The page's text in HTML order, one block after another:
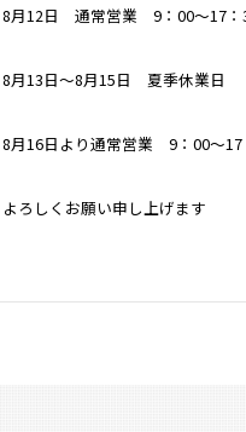
8月12日 通常営業 9：00～17：
8月13日～8月15日 夏季休業日
8月16日より通常営業 9：00～
よろしくお願い申し上げます